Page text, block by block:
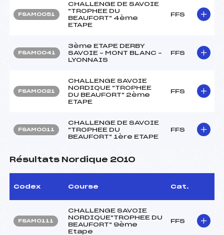
FSAM0051
CHALLENGE DE SAVOIE
"TROPHEE DU
BEAUFORT" 4ème
ETAPE
FFS
FSAM0041
3ème ETAPE DERBY
SAVOIE – MONT BLANC –
LYONNAIS
FFS
FSAM0021
CHALLENGE SAVOIE
NORDIQUE "TROPHEE
DU BEAUFORT" 2ème
ETAPE
FFS
FSAM0011
CHALLENGE DE SAVOIE
"TROPHEE DU
BEAUFORT" 1ère ETAPE
FFS
Résultats Nordique 2010
Codex Course Cat.
FSAM0111
CHALLENGE SAVOIE
NORDIQUE"TROPHEE DU
BEAUFORT" 9ème
Etape
FFS